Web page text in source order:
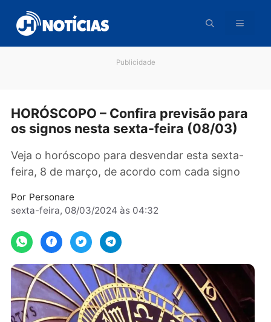
para
conteúdo
HORÓSCOPO – Confira previsão
Veja o horóscopo para desvendar esta sexta-
feira, 8 de março, de acordo com cada signo
Personare
sexta-feira, 08/03/2024 às 04:32